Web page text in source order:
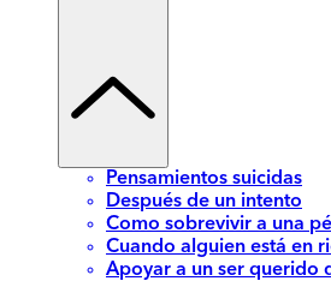
Pensamientos suicidas
Después de un intento
Como sobrevivir a una
Cuando alguien está en
Apoyar a un ser querido